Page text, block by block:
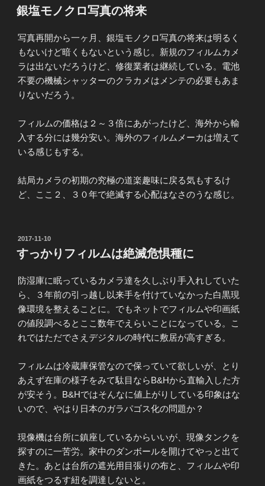
稿
日:
銀塩モノクロ写真の将来
写真再開から一ヶ月、銀塩モノクロ写真の将来は明るく
もないけど暗くもないという感じ。新規のフィルムカメ
ラは出ないだろうけど、修復業者は継続している。電池
不要の機械シャッターのクラカメはメンテの必要もあま
りないだろう。
フィルムの価格は２～３倍にあがったけど、海外から輸
入する分には幾分安い。海外のフィルムメーカは増えて
いる感じもする。
結局カメラの初期の究極の道楽趣味に戻る気もするけ
ど、ここ２、３０年で絶滅する心配はなさのうな感じ。
投
稿
日:
2017-11-10
すっかりフィルムは絶滅危惧種に
防湿庫に眠っているカメラ達を久しぶり手入れしていた
ら、３年前の引っ越し以来手を付けていなかった白黒現
像環境を整えることに。でもネットでフィルムや印画紙
の値段調べるとここ数年でえらいことになっている。こ
れではただでさえデジタルの時代に敷居が高すぎる。
フィルムは冷蔵庫保管なので保っていて欲しいが、とり
あえず在庫の様子をみて駄目ならB&Hから直輸入した方
が安そう。B&Hではそんなに値上がりしている印象はな
いので、やはり日本のガラパゴス化の問題か？
現像機は台所に鎮座しているからいいが、現像タンクを
探すのに一苦労。家中のダンボールを開けてやっと出て
きた。あとは台所の遮光用目張りの布と、フィルムや印
画紙をつるす紐を調達しないと。